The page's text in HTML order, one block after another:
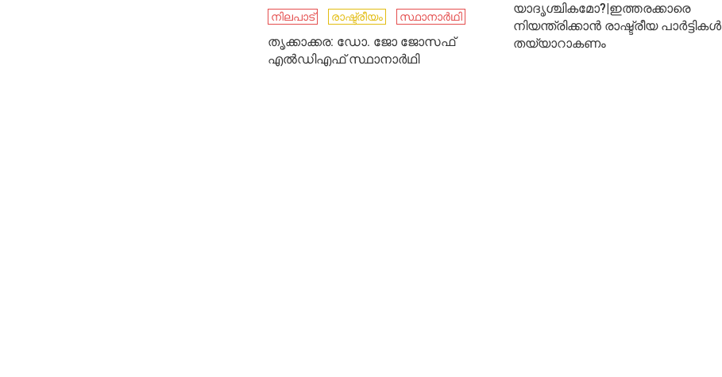
നിലപാട്
രാഷ്ട്രീയം സ്ഥാനാര്‍ഥി
തൃക്കാക്കര: ഡോ. ജോ ജോസഫ്
എല്‍ഡിഎഫ് സ്ഥാനാര്‍ഥി
യാദൃശ്ചികമോ?|ഇത്തരക്കാരെ
നിയന്ത്രിക്കാൻ രാഷ്ട്രീയ പാർട്ടികൾ
തയ്യാറാകണം